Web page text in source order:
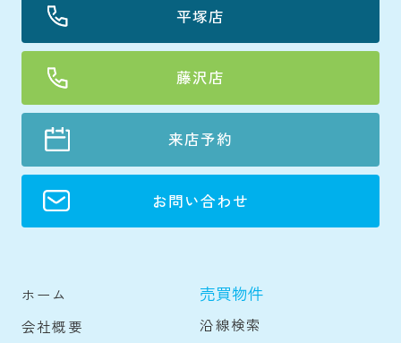
平塚店
藤沢店
来店予約
お問い合わせ
ホーム
会社概要
売買物件
沿線検索